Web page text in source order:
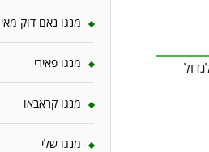
מנגו נאם דוק מאי
מנגו פאירי
מנגו קראבאו
מנגו שלי